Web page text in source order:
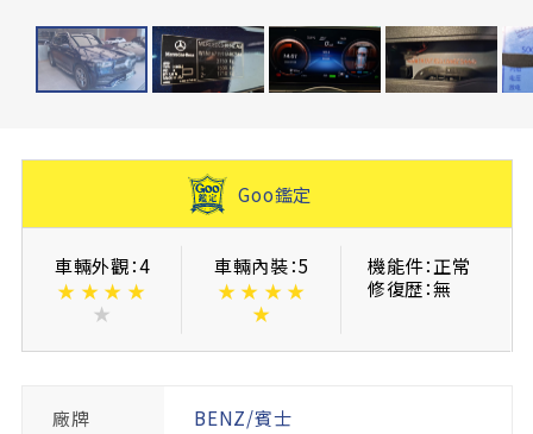
Goo鑑定
車輛外觀：4
★ ★ ★ ★
★
車輛內裝：5
★ ★ ★ ★
★
機能件：正常
修復歴：無
廠牌 BENZ/賓士